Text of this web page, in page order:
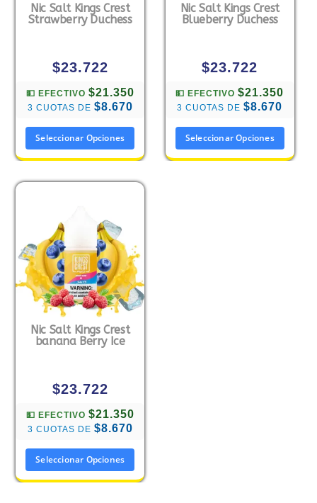
Nic Salt Kings Crest
Strawberry Duchess
$23.722
💵 EFECTIVO $21.350
3 CUOTAS DE $8.670
Seleccionar Opciones
Nic Salt Kings Crest
Blueberry Duchess
$23.722
💵 EFECTIVO$21.350
3 CUOTAS DE$8.670
Seleccionar Opciones
Nic Salt Kings Crest
banana Berry Ice
$23.722
💵 EFECTIVO $21.350
3 CUOTAS DE $8.670
Seleccionar Opciones